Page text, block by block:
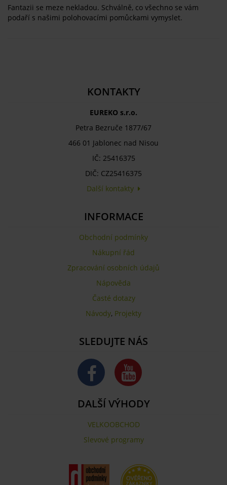
Fantazii se meze nekladou. Schválně, co všechno se vám
podaří s našimi polohovacími pomůckami vymyslet.
KONTAKTY
EUREKO s.r.o.
Petra Bezruče 1877/67
466 01 Jablonec nad Nisou
IČ: 25416375
DIČ: CZ25416375
Další kontakty
INFORMACE
Obchodní podmínky
Nákupní řád
Zpracování osobních údajů
Nápověda
Časté dotazy
Návody, Projekty
SLEDUJTE NÁS
DALŠÍ VÝHODY
VELKOOBCHOD
Slevové programy